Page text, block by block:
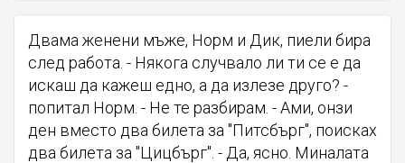
Двама женени мъже, Норм и Дик, пиели бира
след работа. - Някога случвало ли ти се е да
искаш да кажеш едно, а да излезе друго? -
попитал Норм. - Не те разбирам. - Ами, онзи
ден вместо два билета за "Питсбърг", поисках
два билета за "Цицбърг". - Да, ясно. Миналата